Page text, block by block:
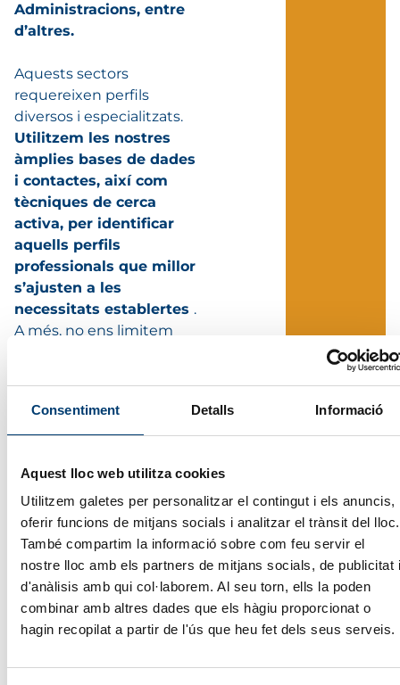
Consentiment Detalls Informació
Aquest lloc web utilitza cookies
Utilitzem galetes per personalitzar el contingut i els anuncis,
oferir funcions de mitjans socials i analitzar el trànsit del lloc.
També compartim la informació sobre com feu servir el
nostre lloc amb els partners de mitjans socials, de publicitat i
d'anàlisis amb qui col·laborem. Al seu torn, ells la poden
combinar amb altres dades que els hàgiu proporcionat o
hagin recopilat a partir de l'ús que heu fet dels seus serveis.
Administracions, entre
d’altres.
Aquests sectors
requereixen perfils
diversos i especialitzats.
Utilitzem les nostres
àmplies bases de dades
i contactes, així com
tècniques de cerca
activa, per identificar
aquells perfils
professionals que millor
s’ajusten a les
necessitats establertes .
A més, no ens limitem
candidats comparteixin
els valors i la cultura de la
afavorint una integració
òptima a l’equip.
Cada fase del procés està
dissenyada per assegurar
una selecció ràpida i de
qualitat, optimitzant
temps i recursos.
empresa té necessitats